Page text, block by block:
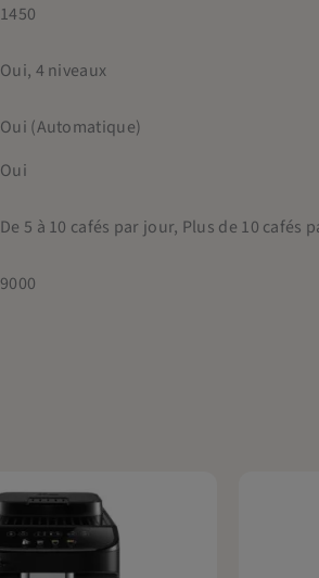
1450
Oui, 4 niveaux
Oui (Automatique)
Oui
De 5 à 10 cafés par jour, Plus de 10 cafés
9000